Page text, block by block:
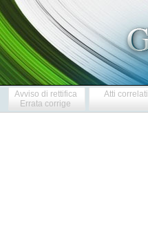
Avviso di rettifica
Errata corrige
Atti correlati